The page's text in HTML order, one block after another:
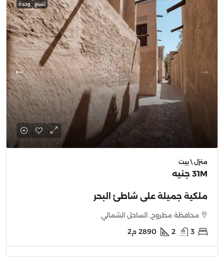
للبيع وحدة
منزل \ بيت
31M جنيه
ملكية جميلة على شاطئ البحر
محافظة مطروح, الساحل الشمالي
3
2
2890 م2